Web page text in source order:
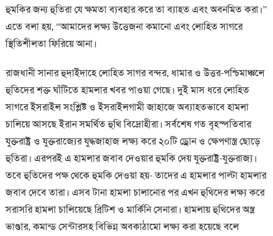
হুমকির জন্য হুতিরা যে ক্ষমতা ব্যবহার করে তা ব্যাহত এবং অবনমিত করা।”
এতে বলা হয়, “আমাদের লক্ষ্য উত্তেজনা কমানো এবং লোহিত সাগরে
স্থিতিশীলতা ফিরিয়ে আনা।
রাজধানী সানার হুদাইদাহে লোহিত সাগর বন্দর, ধামার ও উত্তর-পশ্চিমাঞ্চলে
হুতিদের শক্ত ঘাঁটিতে হামলার খবর পাওয়া গেছে। দুই মাস ধরে লোহিত
সাগরে ইসরাইল সংশ্লিষ্ট ও ইসরাইলগামী জাহাজে অব্যাহতভাবে হামলা
চালিয়ে আসছে ইরান সমর্থিত হুথি বিদ্রোহীরা। সর্বশেষ গত বৃহস্পতিবার
যুক্তরাষ্ট্র ও যুক্তরাজ্যের যুদ্ধজাহাজ লক্ষ্য করে ২০টি ড্রোন ও ক্ষেপণাস্ত্র ছোড়ে
হুতিরা। এরপরই এ হামলার জবাব দেওয়ার হুমকি দেয় যুক্তরাষ্ট্র-যুক্তরাজ্য।
তবে হুতিদের পক্ষ থেকে হুমকি দেওয়া হয়- তাদের এ হামলার পাল্টা হামলার
জবাব দেবে তারা। এসব টানা হামলা চালানোর পর এখন হুথিদের লক্ষ্য করে
সরাসরি হামলা চালিয়েছে ব্রিটিশ ও মার্কিনি সেনারা। হামলায় হুথিদের অস্ত্র
ভাণ্ডার, কমান্ড সেন্টারসহ বিভিন্ন অবকাঠামো লক্ষ্য করা হয়েছে বলে